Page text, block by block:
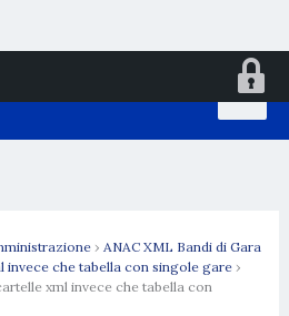
› ANAC XML Bandi di Gara
invece che tabella con singole gare ›
xml invece che tabella con